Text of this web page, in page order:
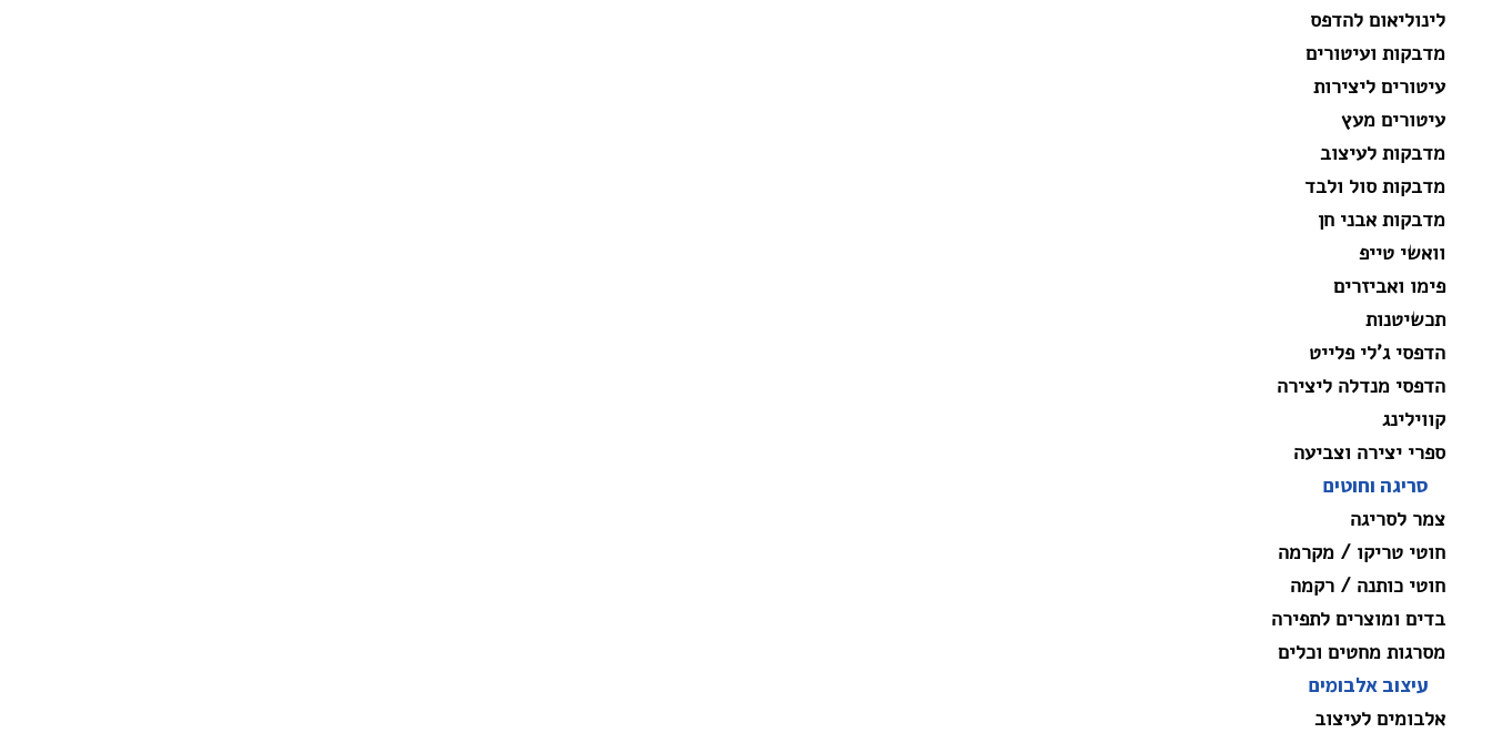
לינוליאום להדפס
מדבקות ועיטורים
עיטורים ליצירות
עיטורים מעץ
מדבקות לעיצוב
מדבקות סול ולבד
מדבקות אבני חן
וואשי טייפ
פימו ואביזרים
תכשיטנות
הדפסי ג'לי פלייט
הדפסי מנדלה ליצירה
קווילינג
ספרי יצירה וצביעה
סריגה וחוטים
צמר לסריגה
חוטי טריקו / מקרמה
חוטי כותנה / רקמה
בדים ומוצרים לתפירה
מסרגות מחטים וכלים
עיצוב אלבומים
אלבומים לעיצוב